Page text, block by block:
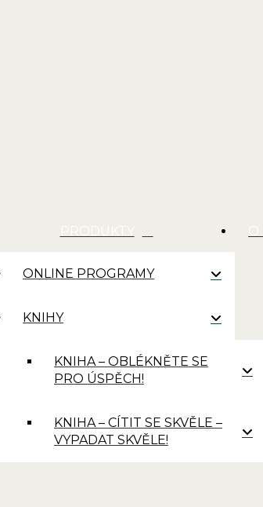
ONLINE PROGRAMY
KNIHY
KNIHA – OBLÉKNĚTE SE
PRO ÚSPĚCH!
KNIHA – CÍTIT SE SKVĚLE –
VYPADAT SKVĚLE!